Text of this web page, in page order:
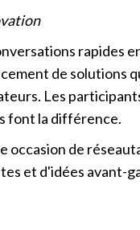
rapides
de solutions
Les
font la différence.
occasion de
et d'idées avant-